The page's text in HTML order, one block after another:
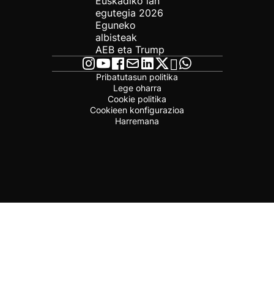
egutegia 2026
Eguneko
albisteak
AEB eta Trump
Pribatutasun politika
Lege oharra
Cookie politika
Cookieen konfigurazioa
Harremana